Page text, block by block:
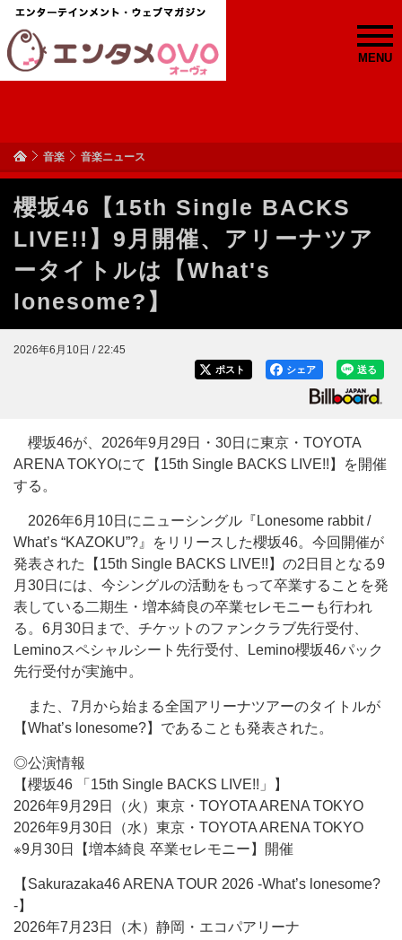
MENU
音楽 音楽ニュース
櫻坂46【15th Single BACKS
LIVE!!】9月開催、アリーナツア
ータイトルは【What's
lonesome?】
2026年6月10日 / 22:45
送る
シェア
ポスト
櫻坂46が、2026年9月29日・30日に東京・TOYOTA
ARENA TOKYOにて【15th Single BACKS LIVE!!】を開催
する。
2026年6月10日にニューシングル『Lonesome rabbit /
What’s “KAZOKU”?』をリリースした櫻坂46。今回開催が
発表された【15th Single BACKS LIVE!!】の2日目となる9
月30日には、今シングルの活動をもって卒業することを発
表している二期生・増本綺良の卒業セレモニーも行われ
る。6月30日まで、チケットのファンクラブ先行受付、
Leminoスペシャルシート先行受付、Lemino櫻坂46パック
先行受付が実施中。
また、7月から始まる全国アリーナツアーのタイトルが
【What’s lonesome?】であることも発表された。
◎公演情報
【櫻坂46 「15th Single BACKS LIVE!!」】
2026年9月29日（火）東京・TOYOTA ARENA TOKYO
2026年9月30日（水）東京・TOYOTA ARENA TOKYO
※9月30日【増本綺良 卒業セレモニー】開催
【Sakurazaka46 ARENA TOUR 2026 -What’s lonesome?
-】
2026年7月23日（木）静岡・エコパアリーナ